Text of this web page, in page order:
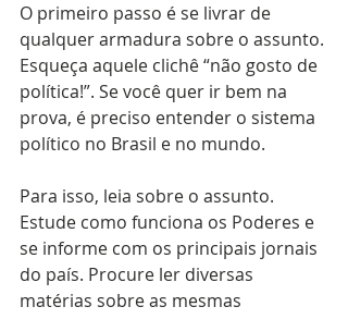
O primeiro passo é se livrar de
qualquer armadura sobre o assunto.
Esqueça aquele clichê “não gosto de
política!”. Se você quer ir bem na
prova, é preciso entender o sistema
político no Brasil e no mundo.
Para isso, leia sobre o assunto.
Estude como funciona os Poderes e
se informe com os principais jornais
do país. Procure ler diversas
matérias sobre as mesmas